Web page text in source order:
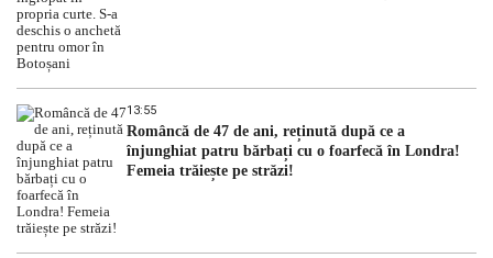
13:55
Româncă de 47 de ani, reținută după ce a
înjunghiat patru bărbați cu o foarfecă în Londra!
Femeia trăiește pe străzi!